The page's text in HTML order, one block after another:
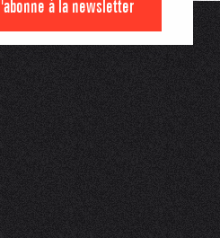
à la newsletter